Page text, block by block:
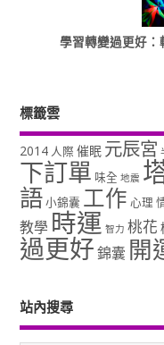
學習轉變過更好：
標籤雲
2014 人際 催眠 元辰宮
下訂單 味全 地震
語小錦囊 工作 心理
教學 時運 智力 桃花
過更好錦囊 開
站內搜尋